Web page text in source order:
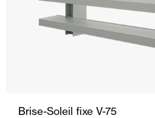
Brise-Soleil fixe V-75